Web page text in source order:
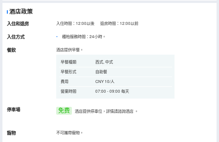
酒店政策
入住和退房 入住時間：12:00以後 退房時間：12:00以前
入住方式 櫃枱服務時間：24小時。
餐飲 酒店提供早餐。
早餐種類
西式, 中式
早餐形式
自助餐
費用
CNY 10/人
營業時間
07:00 - 09:00 每天
停車場 免费 酒店提供停車位，詳情請諮詢酒店 。
寵物 不可攜帶寵物。